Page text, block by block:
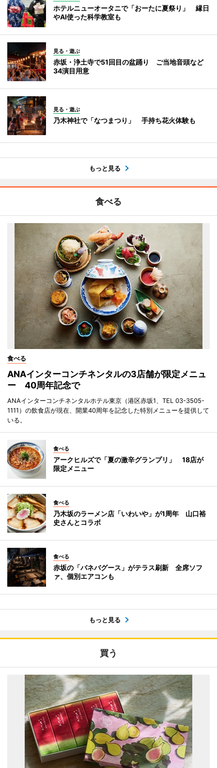
ホテルニューオータニで「おーたに夏祭り」 縁日
やAI使った科学教室も
見る・遊ぶ
赤坂・浄土寺で51回目の盆踊り ご当地音頭など
34演目用意
見る・遊ぶ
乃木神社で「なつまつり」 手持ち花火体験も
もっと見る
食べる
食べる
ANAインターコンチネンタルの3店舗が限定メニュ
ー 40周年記念で
ANAインターコンチネンタルホテル東京（港区赤坂1、TEL 03-3505-
1111）の飲食店が現在、開業40周年を記念した特別メニューを提供して
いる。
食べる
アークヒルズで「夏の激辛グランプリ」 18店が
限定メニュー
食べる
乃木坂のラーメン店「いわいや」が1周年 山口裕
史さんとコラボ
食べる
赤坂の「バネバグース」がテラス刷新 全席ソフ
ァ、個別エアコンも
もっと見る
買う